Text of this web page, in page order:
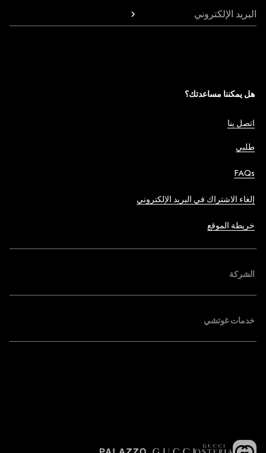
البريد الإلكتروني
هل يمكننا مساعدتك؟
اتصل بنا
طلبي
FAQs
إلغاء الاشتراك في البريد الإلكتروني
خريطة الموقع
الشركة
خدمات غوتشي